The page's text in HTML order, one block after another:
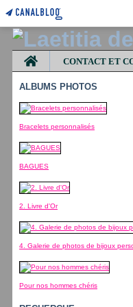
Home
ALBUMS PHOTOS
Bracelets personnalisés
BAGUES
2. Livre d'Or
4. Galerie de photos de bijoux
Pour nos hommes chéris